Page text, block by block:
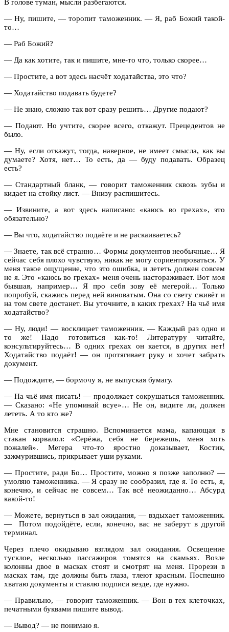
В голове туман, мысли разбегаются.
— Ну, пишите, — торопит таможенник. — Я, раб Божий такой-
то…
— Раб Божий?
— Да как хотите, так и пишите, мне-то что, только скорее…
— Простите, а вот здесь насчёт ходатайства, это что?
— Ходатайство подавать будете?
— Не знаю, сложно так вот сразу решить… Другие подают?
— Подают. Но учтите, скорее всего, откажут. Прецедентов не
было.
— Ну, если откажут, тогда, наверное, не имеет смысла, как вы
думаете? Хотя, нет… То есть, да — буду подавать. Образец
есть?
— Стандартный бланк, — говорит таможенник сквозь зубы и
кидает на стойку лист. — Внизу распишитесь.
— Извините, а вот здесь написано: «каюсь во грехах», это
обязательно?
— Вы что, ходатайство подаёте и не раскаиваетесь?
— Знаете, так всё странно… Формы документов необычные… Я
сейчас себя плохо чувствую, никак не могу сориентироваться. У
меня такое ощущение, что это ошибка, и лететь должен совсем
не я. Это «каюсь во грехах» меня очень настораживает. Вот моя
бывшая, например… Я про себя зову её мегерой… Только
попробуй, скажись перед ней виноватым. Она со свету сживёт и
на том свете достанет. Вы уточните, в каких грехах? На чьё имя
ходатайство?
— Ну, люди! — восклицает таможенник. — Каждый раз одно и
то же! Надо готовиться как-то! Литературу читайте,
консультируйтесь… В одних грехах он кается, в других нет!
Ходатайство подаёт! — он протягивает руку и хочет забрать
документ.
— Подождите, — бормочу я, не выпуская бумагу.
— На чьё имя писать! — продолжает сокрушаться таможенник.
— Сказано: «Не упоминай всуе»… Не он, видите ли, должен
лететь. А то кто же?
Мне становится страшно. Вспоминается мама, капающая в
стакан корвалол: «Серёжа, себя не бережешь, меня хоть
пожалей». Мегера что-то яростно доказывает, Костик,
зажмурившись, прикрывает уши руками.
— Простите, ради Бо… Простите, можно я позже заполню? —
умоляю таможенника. — Я сразу не сообразил, где я. То есть, я,
конечно, и сейчас не совсем… Так всё неожиданно… Абсурд
какой-то!
— Можете, вернуться в зал ожидания, — вздыхает таможенник.
—
Потом подойдёте, если, конечно, вас не заберут в другой
терминал.
Через плечо окидываю взглядом зал ожидания. Освещение
тусклое, несколько пассажиров томятся на скамьях. Возле
колонны двое в масках стоят и смотрят на меня. Прорези в
масках там, где должны быть глаза, тлеют красным. Поспешно
хватаю документы и ставлю подписи везде, где нужно.
— Правильно, — говорит таможенник. — Вон в тех клеточках,
печатными буквами пишите вывод.
— Вывод? — не понимаю я.